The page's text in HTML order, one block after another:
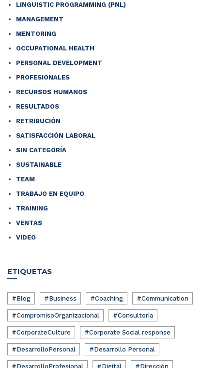
LINGUISTIC PROGRAMMING (PNL)
MANAGEMENT
MENTORING
OCCUPATIONAL HEALTH
PERSONAL DEVELOPMENT
PROFESIONALES
RECURSOS HUMANOS
RESULTADOS
RETRIBUCIÓN
SATISFACCIÓN LABORAL
SIN CATEGORÍA
SUSTAINABLE
TEAM
TRABAJO EN EQUIPO
TRAINING
VENTAS
VIDEO
ETIQUETAS
#Blog #Business #Coaching #Communication
#CompromisoOrganizacional #Consultoría
#CorporateCulture #Corporate Social response
#DesarrolloPersonal #Desarrollo Personal
#DesarrolloProfesional #Digital #Dirección